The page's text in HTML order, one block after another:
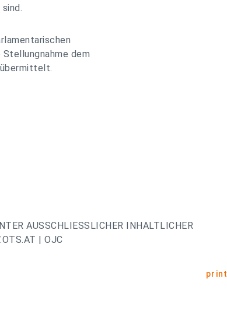
dem
AUSSCHLIESSLICHER INHALTLICHER
| OJC
print